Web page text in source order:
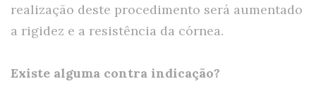
realização deste procedimento será aumentado
a rigidez e a resistência da córnea.
Existe alguma contra indicação?